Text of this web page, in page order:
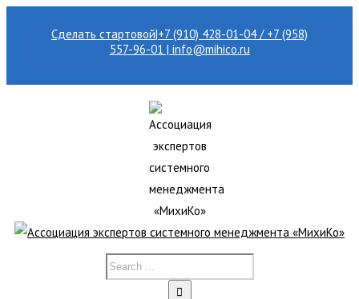
Сделать стартовой|+7 (910) 428-01-04 / +7 (958)
557-96-01 | info@mihico.ru